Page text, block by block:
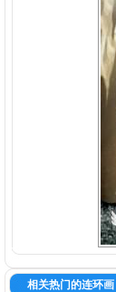
相关热门的连环画